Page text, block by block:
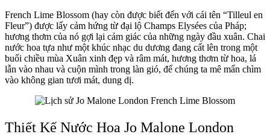
French Lime Blossom (hay còn được biết đến với cái tên “Tilleul en
Fleur”) được lấy cảm hứng từ đại lộ Champs Elysées của Pháp;
hương thơm của nó gợi lại cảm giác của những ngày đầu xuân. Chai
nước hoa tựa như một khúc nhạc du dương đang cất lên trong một
buổi chiều mùa Xuân xinh đẹp và râm mát, hương thơm từ hoa, lá
lẫn vào nhau và cuộn mình trong làn gió, để chúng ta mê mẩn chìm
vào không gian tươi mát, dung dị.
Thiết Kế Nước Hoa Jo Malone London